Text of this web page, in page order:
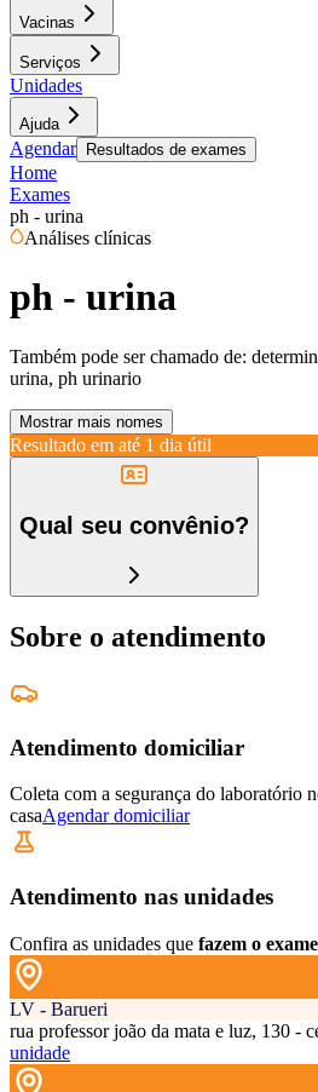
Vacinas
Serviços
Unidades
Ajuda
Agendar Resultados de exames
Home
Exames
ph - urina
Análises clínicas
ph - urina
Também pode ser chamado de:
urina, ph urinario
Mostrar mais nomes
Resultado em até 1 dia útil
Qual seu convênio?
Sobre o atendimento
Atendimento domiciliar
Coleta com a segurança do laboratório
casaAgendar domiciliar
Atendimento nas unidades
Confira as unidades que fazem o exame
LV - Barueri
rua professor joão da mata e luz, 130 -
unidade